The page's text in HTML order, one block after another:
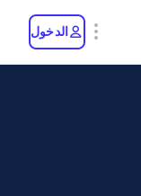
الدخول